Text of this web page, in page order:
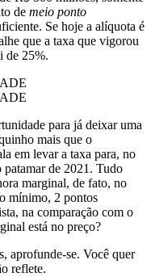
de meio ponto
Se hoje a alíquota é
que a taxa que vigorou
de 25%.
para já deixar uma
mais que o
em levar a taxa para, no
de 2021. Tudo
marginal, de fato, no
mínimo, 2 pontos
na comparação com o
está no preço?
aprofunde-se. Você quer
reflete.